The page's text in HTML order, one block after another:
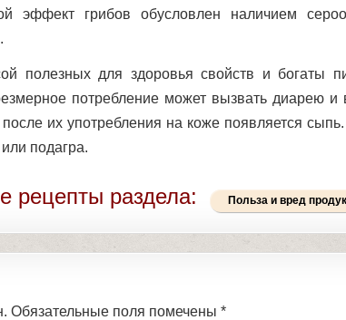
эффект грибов обусловлен наличием
полезных для здоровья свойств и богаты
потребление может вызвать диарею
их употребления на коже появляется
подагра.
рецепты раздела: Польза и вред
Обязательные поля помечены *